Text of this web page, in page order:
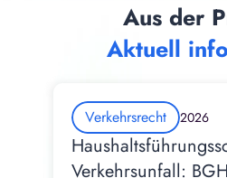
Aus der
Aktuell
Verkehrsrecht 2026
Verkehrsunfall: